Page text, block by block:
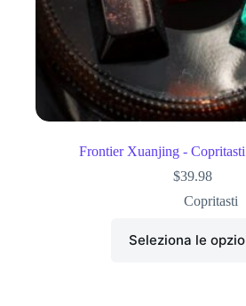
Frontier Xuanjing -
$39.98
Copritasti
Seleziona le